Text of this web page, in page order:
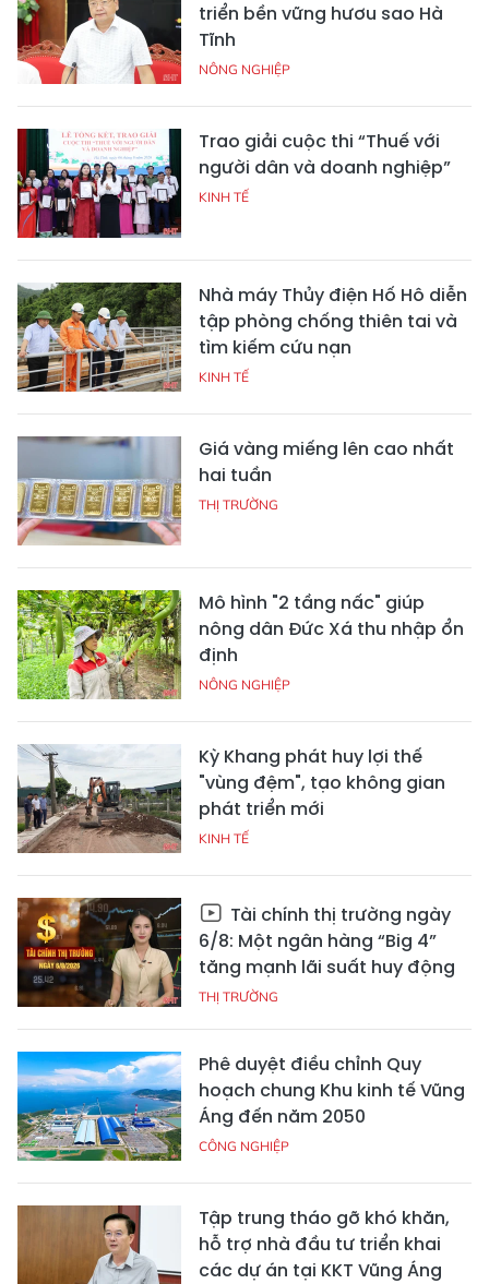
triển bền vững hươu sao Hà
Tĩnh
NÔNG NGHIỆP
Trao giải cuộc thi “Thuế với
người dân và doanh nghiệp”
KINH TẾ
Nhà máy Thủy điện Hố Hô diễn
tập phòng chống thiên tai và
tìm kiếm cứu nạn
KINH TẾ
Giá vàng miếng lên cao nhất
hai tuần
THỊ TRƯỜNG
Mô hình "2 tầng nấc" giúp
nông dân Đức Xá thu nhập ổn
định
NÔNG NGHIỆP
Kỳ Khang phát huy lợi thế
"vùng đệm", tạo không gian
phát triển mới
KINH TẾ
Tài chính thị trường ngày
6/8: Một ngân hàng “Big 4”
tăng mạnh lãi suất huy động
THỊ TRƯỜNG
Phê duyệt điều chỉnh Quy
hoạch chung Khu kinh tế Vũng
Áng đến năm 2050
CÔNG NGHIỆP
Tập trung tháo gỡ khó khăn,
hỗ trợ nhà đầu tư triển khai
các dự án tại KKT Vũng Áng